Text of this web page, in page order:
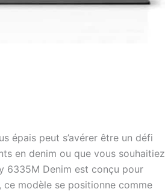
épais peut s’avérer être un défi
en denim ou que vous souhaitiez
6335M Denim est conçu pour
modèle se positionne comme